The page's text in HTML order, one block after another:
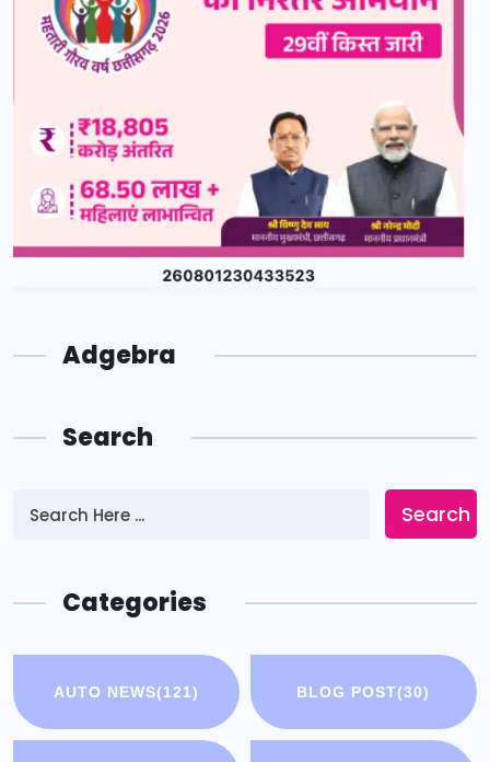
Adgebra
Search
Search
Categories
AUTO NEWS(121) BLOG POST(30)